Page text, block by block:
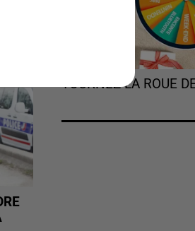
TOURNEZ LA ROUE